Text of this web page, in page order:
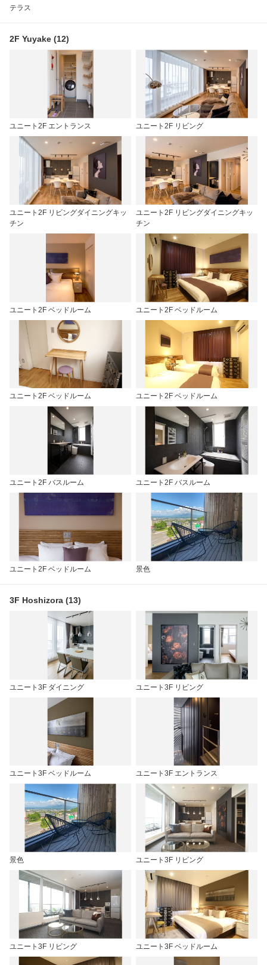
テラス
2F Yuyake (12)
ユニート2F エントランス ユニート2F リビング
ユニート2F リビングダイニングキッ
チン
ユニート2F リビングダイニングキッ
チン
ユニート2F ベッドルーム ユニート2F ベッドルーム
ユニート2F ベッドルーム ユニート2F ベッドルーム
ユニート2F バスルーム ユニート2F バスルーム
ユニート2F ベッドルーム 景色
3F Hoshizora (13)
ユニート3F ダイニング ユニート3F リビング
ユニート3F ベッドルーム ユニート3F エントランス
景色 ユニート3F リビング
ユニート3F リビング ユニート3F ベッドルーム